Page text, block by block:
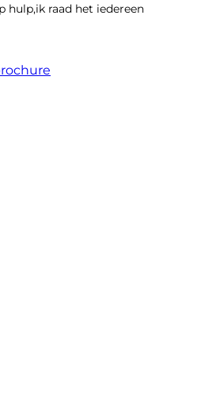
hulp,ik raad het iedereen